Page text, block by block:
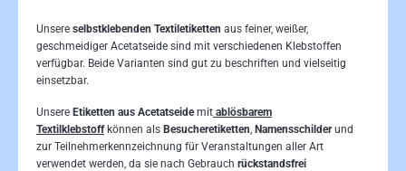
Unsere selbstklebenden Textiletiketten aus feiner, weißer,
geschmeidiger Acetatseide sind mit verschiedenen Klebstoffen
verfügbar. Beide Varianten sind gut zu beschriften und vielseitig
einsetzbar.
Unsere Etiketten aus Acetatseide mit ablösbarem
Textilklebstoff können als Besucheretiketten Namensschilder und
zur Teilnehmerkennzeichnung für Veranstaltungen aller Art
verwendet werden, da sie nach Gebrauch rückstandsfrei